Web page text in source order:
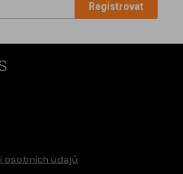
Registrovat
osobních údajů